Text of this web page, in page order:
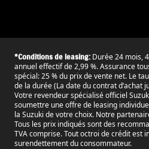
*Conditions de leasing: Durée 24 mois,
annuel effectif de 2,99 %. Assurance
spécial: 25 % du prix de vente net. Le
de la durée (La date du contrat d’achat
Votre revendeur spécialisé officiel
soumettre une offre de leasing
la Suzuki de votre choix. Notre
Tous les prix indiqués sont des
TVA comprise. Tout octroi de crédit est
surendettement du consommateur.